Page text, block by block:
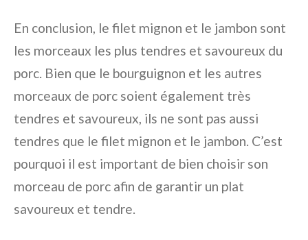
En conclusion, le filet mignon et le jambon sont
les morceaux les plus tendres et savoureux du
porc. Bien que le bourguignon et les autres
morceaux de porc soient également très
tendres et savoureux, ils ne sont pas aussi
tendres que le filet mignon et le jambon. C’est
pourquoi il est important de bien choisir son
morceau de porc afin de garantir un plat
savoureux et tendre.